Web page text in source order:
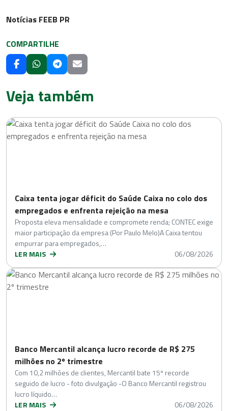
Notícias FEEB PR
COMPARTILHE
Veja também
Caixa tenta jogar déficit do Saúde Caixa no colo dos
empregados e enfrenta rejeição na mesa
Proposta eleva mensalidade e compromete renda; CONTEC exige
maior participação da empresa (Por Paulo Melo)A Caixa tentou
empurrar para empregados,…
LER MAIS
06/08/2026
Banco Mercantil alcança lucro recorde de R$ 275
milhões no 2º trimestre
Com 10,2 milhões de clientes, Mercantil bate 15º recorde
seguido de lucro - foto divulgação -O Banco Mercantil registrou
lucro líquido…
LER MAIS
06/08/2026